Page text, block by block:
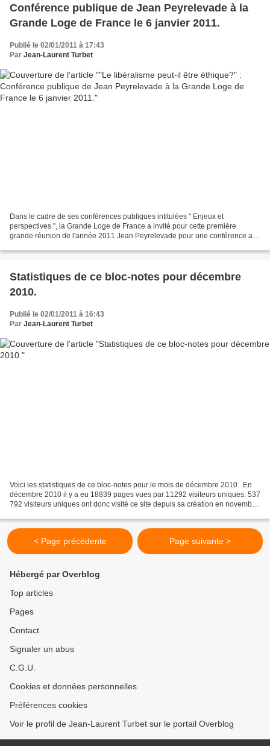
Conférence publique de Jean Peyrelevade à la
Grande Loge de France le 6 janvier 2011.
Publié le 02/01/2011 à 17:43
Par Jean-Laurent Turbet
Dans le cadre de ses conférences publiques intitulées " Enjeux et
perspectives ", la Grande Loge de France a invité pour cette première
grande réunion de l'année 2011 Jean Peyrelevade pour une conférence au
Statistiques de ce bloc-notes pour décembre
2010.
Publié le 02/01/2011 à 16:43
Par Jean-Laurent Turbet
Voici les statistiques de ce bloc-notes pour le mois de décembre 2010 . En
décembre 2010 il y a eu 18839 pages vues par 11292 visiteurs uniques. 537
792 visiteurs uniques ont donc visité ce site depuis sa création en novembre
< Page précédente Page suivante >
Hébergé par Overblog
Top articles
Pages
Contact
Signaler un abus
C.G.U.
Cookies et données personnelles
Préférences cookies
Voir le profil de Jean-Laurent Turbet sur le portail Overblog